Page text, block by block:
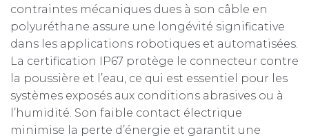
contraintes mécaniques dues à son câble en
polyuréthane assure une longévité significative
dans les applications robotiques et automatisées.
La certification IP67 protège le connecteur contre
la poussière et l’eau, ce qui est essentiel pour les
systèmes exposés aux conditions abrasives ou à
l’humidité. Son faible contact électrique
minimise la perte d’énergie et garantit une